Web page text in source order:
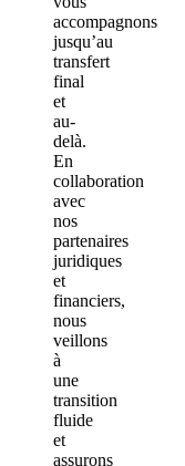
accompagnons
jusqu’au
transfert
final
et
au-
delà.
En
collaboration
avec
nos
partenaires
juridiques
et
financiers,
nous
veillons
à
une
transition
fluide
et
assurons